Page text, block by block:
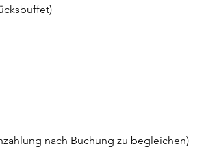
nach Buchung zu begleichen)